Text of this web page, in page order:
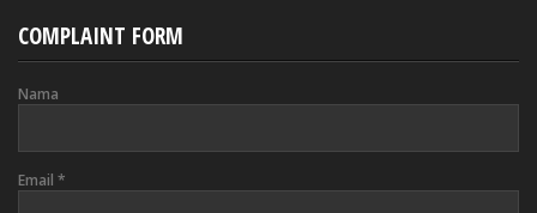
COMPLAINT FORM
Nama
Email *